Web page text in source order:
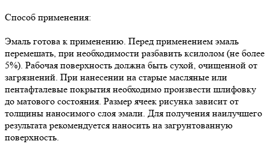
Способ применения:
Эмаль готова к применению. Перед применением эмаль
перемешать, при необходимости разбавить ксилолом (не более
5%). Рабочая поверхность должна быть сухой, очищенной от
загрязнений. При нанесении на старые масляные или
пентафталевые покрытия необходимо произвести шлифовку
до матового состояния. Размер ячеек рисунка зависит от
толщины наносимого слоя эмали. Для получения наилучшего
результата рекомендуется наносить на загрунтованную
поверхность.